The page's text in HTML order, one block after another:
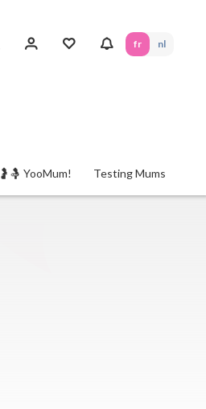
fr nl
🤰🤱 YooMum! Testing Mums